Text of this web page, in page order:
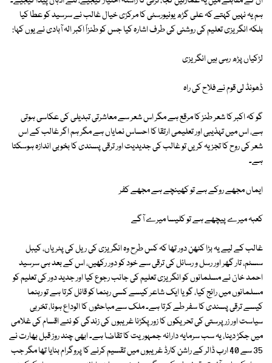
ہم یہ نہیں کہتے کہ علی گڑھ یونیورسٹی کا مرکزی خیال غالب نے سرسید کو عطا کیا
بلکہ انگریزی تعلیم کی روشنی کی طرف اشارہ کیا جس کو طنزاً اکبر الہ آبادی نے یوں کہا:
لڑکیاں پڑھ رہی ہیں انگریزی
ڈھونڈ لی قوم نے فلاح کی راہ
گو کہ اکبر کا شعر طنز کا مرقع ہے مگر اس شعر سے معاشرتی تبدیلی کی عکاسی ہوتی
ہے، اس میں تہذیبی اور تعلیمی ارتقا کا احساس نمایاں ہے مگر ہم اگر غالب کے اس
شعر کی روح کا تجزیہ کریں تو غالب کی جدیدیت اور ترقی پسندی کا بخوبی اندازہ ہوسکتا
ہے۔
ایماں مجھے روکے ہے تو کھینچے ہے مجھے کفر
کعبہ میرے پیچھے ہے تو کلیسا میرے آگے
غالب کے لیے یہ بڑا کٹھن دور تھا کہ کس طرح وہ انگریزی کی ریل کی پٹریاں، کیبل
سسٹم، تار گھر اور رسل و رسائل کی ترقی سے خود کو دور رکھیں، اس کے بعد ہی سرسید
احمد خان نے مسلمانوں کو انگریزی تعلیم کی جانب رجوع کیا اور جدید دور کی تعلیم کو
مسلمانوں میں رائج کیا، گویا ایک شاعر کیسے کسی رہنما کو قائل کرتا ہے تو رہنما
کیسے ترقی پسندی کا سفر طے کرتا ہے۔ ملک سے مباحثوں کا الوداع ہونا، تخربی
سیاست اور زر پرستی کی تحریکوں کا زور پکڑنا غریبوں کی زندگی کو نئے اقسام کی غلامی
میں جکڑ دینا، یہ سب سرمایہ دارانہ جمہوریت کا تقاضا ہے۔ ابھی چند روز قبل بھارت نے
35 سے 40 ارب ڈالر کے راشن کارڈ غریبوں میں تقسیم کرنے کا پروگرام بنایا تھا مگر جب